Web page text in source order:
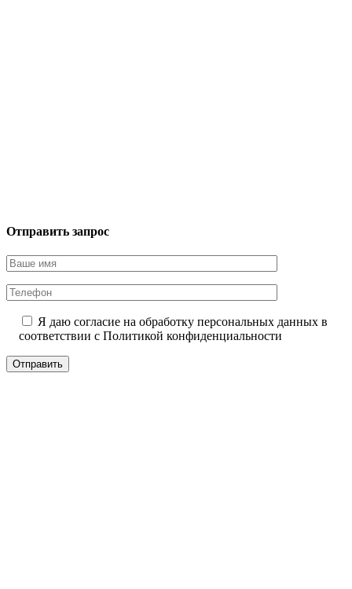
Отправить запрос
Я даю согласие на обработку персональных данных в
соответствии с Политикой конфиденциальности